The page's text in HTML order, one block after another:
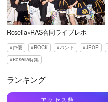
Roselia×RAS合同ライブレポ
声優 ROCK バンド JPOP
Roselia特集
ランキング
アクセス数